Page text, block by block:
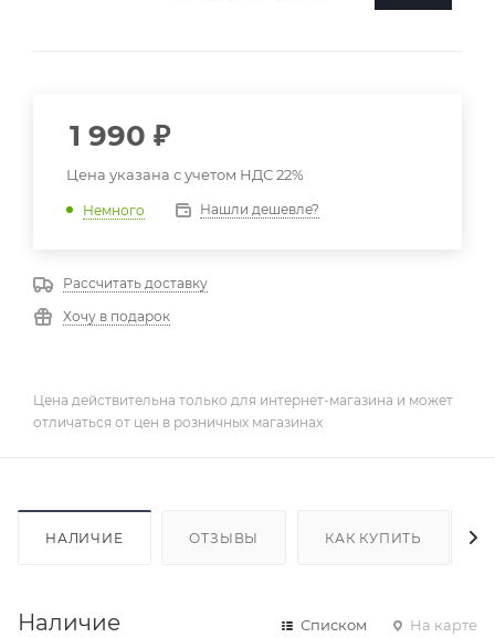
1 990 ₽
Цена указана с учетом НДС 22%
Немного Нашли дешевле?
Рассчитать доставку
Хочу в подарок
Цена действительна только для интернет-магазина и может
отличаться от цен в розничных магазинах
НАЛИЧИЕ ОТЗЫВЫ КАК КУПИТЬ
Наличие Списком На карте